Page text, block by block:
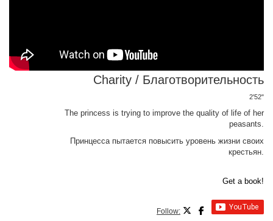
Charity / Благотворительность
2'52"
The princess is trying to improve the quality of life of her
peasants.
Принцесса пытается повысить уровень жизни своих
крестьян.
Get a book!
Follow: